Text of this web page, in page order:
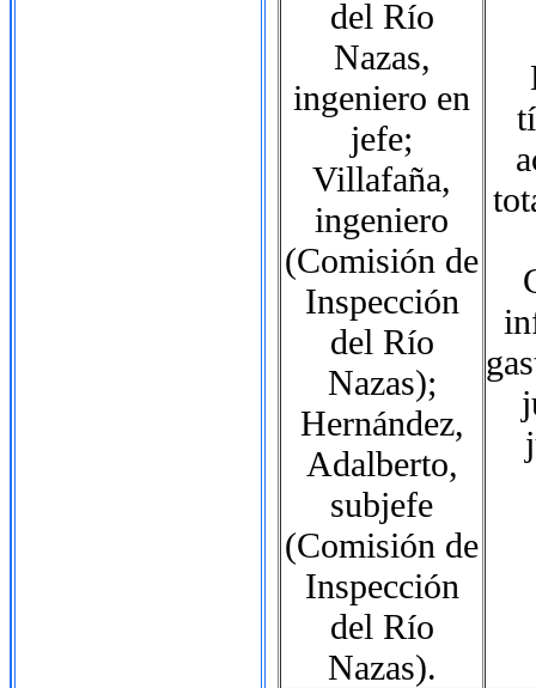
del Río
Nazas,
ingeniero en
jefe;
Villafaña,
ingeniero
(Comisión de
Inspección
del Río
Nazas);
Hernández,
Adalberto,
subjefe
(Comisión de
Inspección
del Río
Nazas).